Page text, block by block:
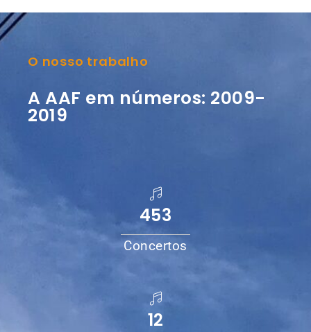
O nosso trabalho
A AAF em números: 2009-
2019
453
Concertos
12